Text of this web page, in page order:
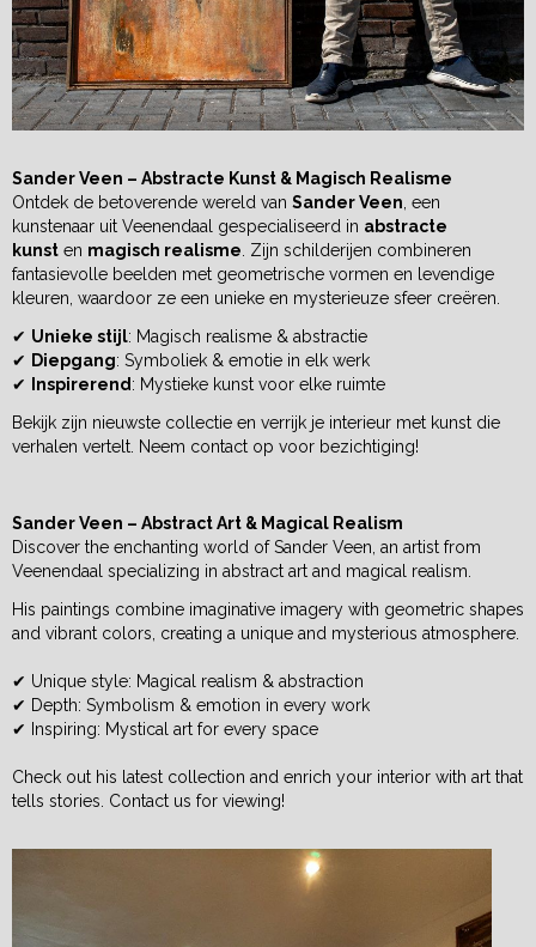
Sander Veen – Abstracte Kunst & Magisch Realisme
Ontdek de betoverende wereld van Sander Veen , een
kunstenaar uit Veenendaal gespecialiseerd in abstracte
kunst en magisch realisme . Zijn schilderijen combineren
fantasievolle beelden met geometrische vormen en levendige
kleuren, waardoor ze een unieke en mysterieuze sfeer creëren.
✔ Unieke stijl: Magisch realisme & abstractie
✔ Diepgang: Symboliek & emotie in elk werk
✔
Inspirerend : Mystieke kunst voor elke ruimte
Bekijk zijn nieuwste collectie en verrijk je interieur met kunst die
verhalen vertelt. Neem contact op voor bezichtiging!
Sander Veen – Abstract Art & Magical Realism
Discover the enchanting world of Sander Veen, an artist from
Veenendaal specializing in abstract art and magical realism.
His paintings combine imaginative imagery with geometric shapes
and vibrant colors, creating a unique and mysterious atmosphere.
✔ Unique style: Magical realism & abstraction
✔ Depth: Symbolism & emotion in every work
✔ Inspiring: Mystical art for every space
Check out his latest collection and enrich your interior with art that
tells stories. Contact us for viewing!